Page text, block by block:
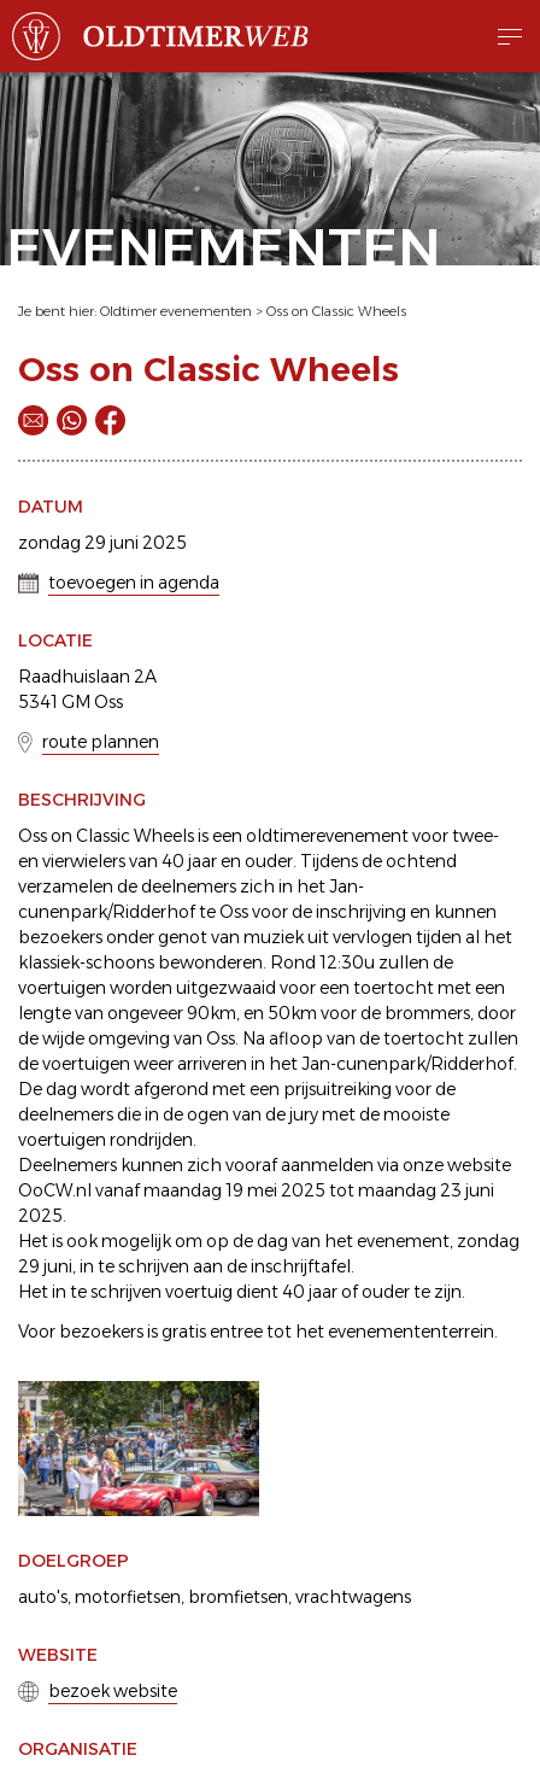
EVENEMENTEN
Je bent hier: Oldtimer evenementen > Oss on Classic Wheels
Oss on Classic Wheels
DATUM
zondag 29 juni 2025
toevoegen in agenda
LOCATIE
Raadhuislaan 2A
5341 GM Oss
route plannen
BESCHRIJVING
Oss on Classic Wheels is een oldtimerevenement voor twee-
en vierwielers van 40 jaar en ouder. Tijdens de ochtend
verzamelen de deelnemers zich in het Jan-
cunenpark/Ridderhof te Oss voor de inschrijving en kunnen
bezoekers onder genot van muziek uit vervlogen tijden al het
klassiek-schoons bewonderen. Rond 12:30u zullen de
voertuigen worden uitgezwaaid voor een toertocht met een
lengte van ongeveer 90km, en 50km voor de brommers, door
de wijde omgeving van Oss. Na afloop van de toertocht zullen
de voertuigen weer arriveren in het Jan-cunenpark/Ridderhof.
De dag wordt afgerond met een prijsuitreiking voor de
deelnemers die in de ogen van de jury met de mooiste
voertuigen rondrijden.
Deelnemers kunnen zich vooraf aanmelden via onze website
OoCW.nl vanaf maandag 19 mei 2025 tot maandag 23 juni
2025.
Het is ook mogelijk om op de dag van het evenement, zondag
29 juni, in te schrijven aan de inschrijftafel.
Het in te schrijven voertuig dient 40 jaar of ouder te zijn.
Voor bezoekers is gratis entree tot het evenemententerrein.
DOELGROEP
auto's motorfietsen bromfietsen vrachtwagens
WEBSITE
bezoek website
ORGANISATIE